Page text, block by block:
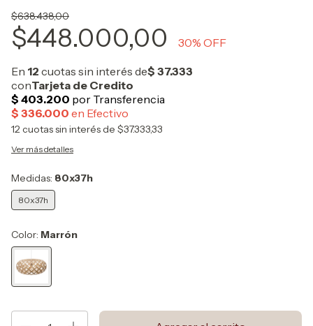
$638.438,00
$448.000,00 30% OFF
12cuotas sin interés de $37.333,33
Ver más detalles
Medidas: 80x37h
80x37h
Color: Marrón